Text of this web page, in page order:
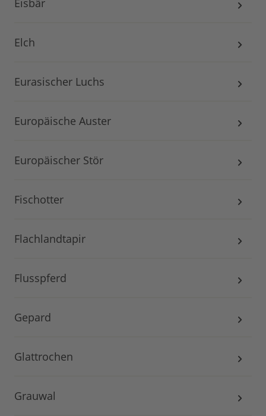
Eisbär
Elch
Eurasischer Luchs
Europäische Auster
Europäischer Stör
Fischotter
Flachlandtapir
Flusspferd
Gepard
Glattrochen
Grauwal